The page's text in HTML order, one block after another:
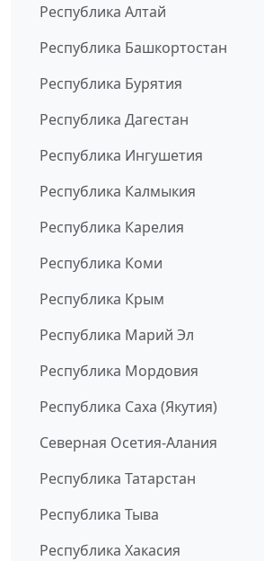
Республика Алтай
Республика Башкортостан
Республика Бурятия
Республика Дагестан
Республика Ингушетия
Республика Калмыкия
Республика Карелия
Республика Коми
Республика Крым
Республика Марий Эл
Республика Мордовия
Республика Саха (Якутия)
Северная Осетия-Алания
Республика Татарстан
Республика Тыва
Республика Хакасия